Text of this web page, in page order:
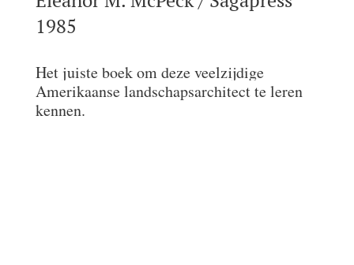
1985
Het juiste boek om deze veelzijdige
Amerikaanse landschapsarchitect te leren
kennen.